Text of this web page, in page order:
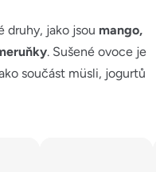
druhy, jako jsou mango,
. Sušené ovoce je
součást müsli, jogurtů